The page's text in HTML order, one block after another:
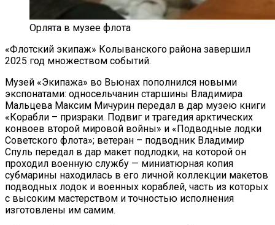
Орлята в музее флота
«Флотский экипаж» Колыванского района завершил
2025 год множеством событий.
Музей «Экипажа» во Вьюнах пополнился новыми
экспонатами: односельчанин старшины Владимира
Мальцева Максим Мичурин передал в дар музею книги
«Корабли – призраки. Подвиг и трагедия арктических
конвоев второй мировой войны» и «Подводные лодки
Советского флота»; ветеран – подводник Владимир
Спуль передал в дар макет подлодки, на которой он
проходил военную службу — миниатюрная копия
субмарины находилась в его личной коллекции макетов
подводных лодок и военных кораблей, часть из которых
с высоким мастерством и точностью исполнения
изготовлены им самим.